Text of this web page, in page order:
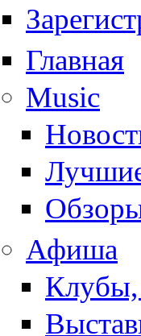
Главная
Music
Афиша
Клубы,